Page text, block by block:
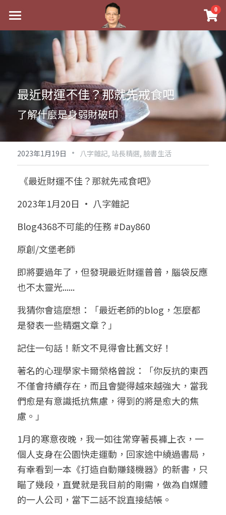
0
最新消息
關於我
實體經營
祖傳命理
手工印鑑
課程介紹
五行八字學
後天派陽宅
Blog
黃金會員專區
八字雜記
心靈成長
人氣最高
站長精選
臉書生活
好書推廌
試閱專區
Podcast聽書
團隊訓練營
八字視頻
陽宅視頻
線上直播
自我挑戰
線上學苑
八字初階班1
八字初階班2
八字進階班
八字中階班
八字高階班
五人實戰班
五行計算高階班
團隊訓練營
命理商城
八字完整班
《十神高階實戰錄》完整典藏版
科學八字推理PDF
八字批命
小兒命名
我的著作
科學八字推理1
科學八字推理2
科學八字推理3
科學八字輕鬆學
輕鬆學會科學八字推理
與我預約
批命預約
上課預約
常見問題
FB粉絲頁
登錄/註冊
搜索
繁體中文
繁體中文
0938617837
最近財運不佳？那就先戒食吧
了解什麼是身弱財破印
2023年1月19日 · 八字雜記, 站長精選, 臉書生活
《最近財運不佳？那就先戒食吧》
2023年1月20日 · 八字雜記
Blog4368不可能的任務 #Day860
原創/文堡老師
即將要過年了，但發現最近財運普普，腦袋反應
也不太靈光......
我猜你會這麼想：「最近老師的blog，怎麼都
是發表一些精選文章？」
記住一句話！新文不見得會比舊文好！
著名的心理學家卡爾榮格曾說：「你反抗的東西
不僅會持續存在，而且會變得越來越強大，當我
們愈是有意識抵抗焦慮，得到的將是愈大的焦
慮。」
1月的寒意夜晚，我一如往常穿著長褲上衣，一
個人支身在公園快走運動，回家途中繞過書局，
有幸看到一本《打造自動賺錢機器》的新書，只
瞄了幾段，直覺就是我目前的剛需，做為自媒體
的一人公司，當下二話不說直接結帳。
×
商品分類
八字線上完整班
科學八字推理PDF
《十神高階實戰錄》完整典藏版
1美元超值PDF